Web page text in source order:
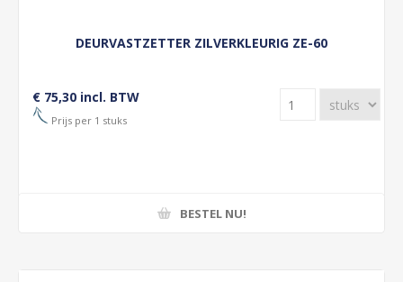
DEURVASTZETTER ZILVERKLEURIG ZE-60
€ 75,30 incl. BTW
Prijs per 1 stuks
BESTEL NU!